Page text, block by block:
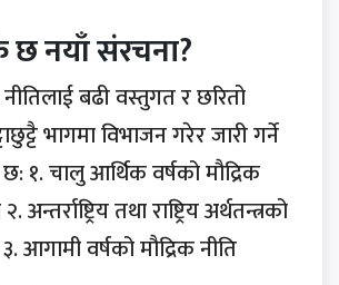
नयाँ संरचना?
बढी वस्तुगत र छरितो
भागमा विभाजन गरेर जारी गर्ने
१. चालु आर्थिक वर्षको मौद्रिक
अन्तर्राष्ट्रिय तथा राष्ट्रिय अर्थतन्त्रको
आगामी वर्षको मौद्रिक नीति